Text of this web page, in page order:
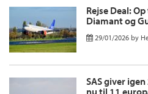
Rejse Deal:
Diamant og
29/01/2026 by
SAS giver